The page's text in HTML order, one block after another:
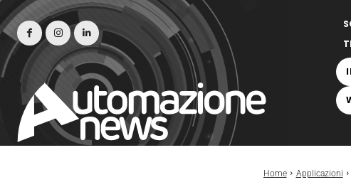
Home Applicazioni